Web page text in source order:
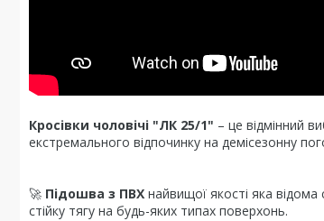
Кросівки чоловічі "ЛК 25/1" – це відмінний
екстремального відпочинку на демісезонну
🚀 Підошва з ПВХ найвищої якості яка
стійку тягу на будь-яких типах поверхонь.